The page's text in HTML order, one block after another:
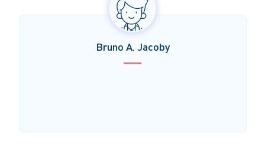
Bruno A. Jacoby